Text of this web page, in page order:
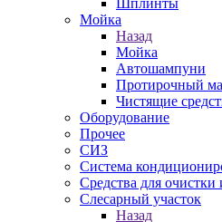
Шплинты
Мойка
Назад
Мойка
Автошампуни
Протирочный
Чистящие
Оборудование
Прочее
СИЗ
Система
Средства для очистки
Слесарный участок
Назад